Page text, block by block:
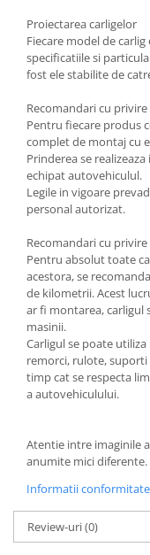
Carlige Xpeng G9
Proiectarea carligelor
Fiecare model de
specificatiile si
fost ele stabilite de
Recomandari cu
Pentru fiecare produs
complet de montaj cu
Prinderea se
echipat autovehiculul.
Legile in vigoare
personal autorizat.
Recomandari cu
Pentru absolut toate
acestora, se
de kilometrii. Acest
ar fi montarea, carligul
masinii.
Carligul se poate
remorci, rulote, suporti
timp cat se respecta
a autovehiculului.
Atentie intre imaginile
anumite mici diferente.
Informatii
Review-uri(0)